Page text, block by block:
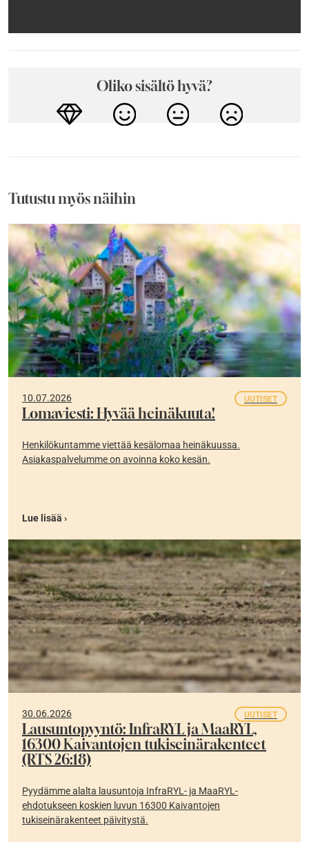
Oliko sisältö hyvä?
Tutustu myös näihin
10.07.2026 UUTISET
Lomaviesti: Hyvää heinäkuuta!
Henkilökuntamme viettää kesälomaa heinäkuussa.
Asiakaspalvelumme on avoinna koko kesän.
Lue lisää ›
30.06.2026 UUTISET
Lausuntopyyntö: InfraRYL ja MaaRYL,
16300 Kaivantojen tukiseinärakenteet
(RTS 26:18)
Pyydämme alalta lausuntoja InfraRYL- ja MaaRYL-
ehdotukseen koskien luvun 16300 Kaivantojen
tukiseinärakenteet päivitystä.